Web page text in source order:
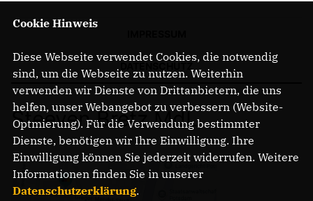
Steeven Bretz MdL
Cookie Hinweis
Diese Webseite verwendet Cookies, die notwendig
sind, um die Webseite zu nutzen. Weiterhin
verwenden wir Dienste von Drittanbietern, die uns
helfen, unser Webangebot zu verbessern (Website-
Optmierung). Für die Verwendung bestimmter
Dienste, benötigen wir Ihre Einwilligung. Ihre
Einwilligung können Sie jederzeit widerrufen. Weitere
Informationen finden Sie in unserer
Datenschutzerklärung.